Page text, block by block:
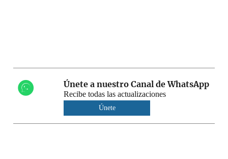
Únete a nuestro Canal de WhatsApp
Recibe todas las actualizaciones
Únete